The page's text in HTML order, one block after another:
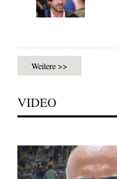
Weitere >>
VIDEO